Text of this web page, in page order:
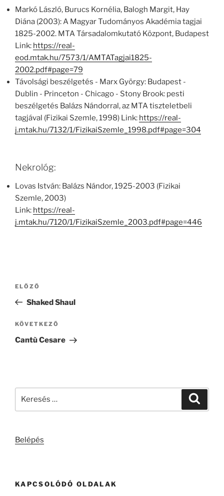
Markó László, Burucs Kornélia, Balogh Margit, Hay
Diána (2003): A Magyar Tudományos Akadémia tagjai
1825-2002. MTA Társadalomkutató Központ, Budapest
Link: https://real-
eod.mtak.hu/7573/1/AMTATagjai1825-
2002.pdf#page=79
Távolsági beszélgetés - Marx György: Budapest -
Dublin - Princeton - Chicago - Stony Brook: pesti
beszélgetés Balázs Nándorral, az MTA tiszteletbeli
tagjával (Fizikai Szemle, 1998) Link: https://real-
j.mtak.hu/7132/1/FizikaiSzemle_1998.pdf#page=304
Nekrológ:
Lovas István: Balázs Nándor, 1925-2003 (Fizikai
Szemle, 2003)
Link: https://real-
j.mtak.hu/7120/1/FizikaiSzemle_2003.pdf#page=446
Bejegyzés
Korábbi
bejegyzés
ELŐZŐ
Shaked Shaul
Következő
bejegyzés
KÖVETKEZŐ
Cantù Cesare
Belépés
KAPCSOLÓDÓ OLDALAK